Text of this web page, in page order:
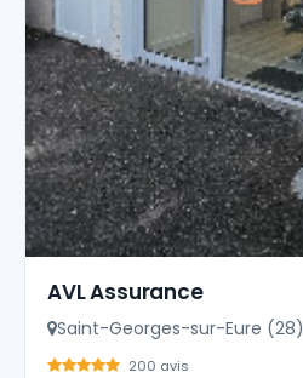
AVL Assurance
Saint-Georges-sur-Eure (28)
200 avis